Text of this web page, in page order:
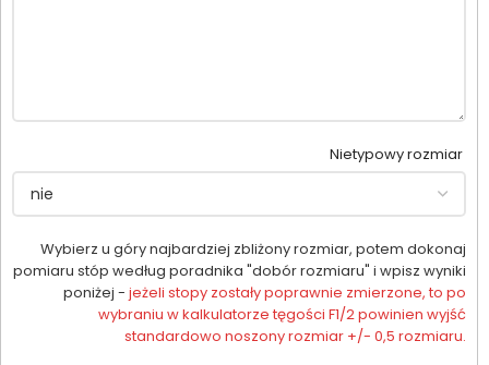
Nietypowy rozmiar
Wybierz u góry najbardziej zbliżony rozmiar, potem dokonaj
pomiaru stóp według poradnika "dobór rozmiaru" i wpisz wyniki
poniżej - jeżeli stopy zostały poprawnie zmierzone, to po
wybraniu w kalkulatorze tęgości F1/2 powinien wyjść
standardowo noszony rozmiar +/- 0,5 rozmiaru.